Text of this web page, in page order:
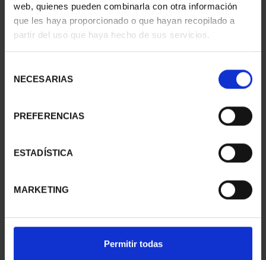
web, quienes pueden combinarla con otra información
que les haya proporcionado o que hayan recopilado a
partir del uso que haya hecho de sus servicios.
NECESARIAS
PREFERENCIAS
ESTADÍSTICA
MARKETING
Permitir todas
CIUDADES PATRIMONIO
II- MÉRIDA
73,00 €
CIUDADES PATRIMONIO
II - LA LAGUNA
73,00 €
CIUDADES PATRIMONIO
CIUDADES PATRIMONIO